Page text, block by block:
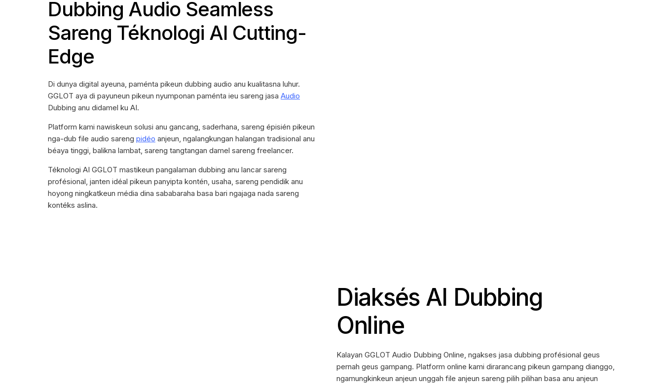
Dubbing Audio Seamless
Sareng Téknologi AI Cutting-
Edge
Di dunya digital ayeuna, paménta pikeun dubbing audio anu kualitasna luhur.
GGLOT aya di payuneun pikeun nyumponan paménta ieu sareng jasa Audio
Dubbing anu didamel ku AI.
Platform kami nawiskeun solusi anu gancang, saderhana, sareng épisién pikeun
nga-dub file audio sareng pidéo anjeun, ngalangkungan halangan tradisional anu
béaya tinggi, balikna lambat, sareng tangtangan damel sareng freelancer.
Téknologi AI GGLOT mastikeun pangalaman dubbing anu lancar sareng
profésional, janten idéal pikeun panyipta kontén, usaha, sareng pendidik anu
hoyong ningkatkeun média dina sababaraha basa bari ngajaga nada sareng
kontéks aslina.
Diaksés AI Dubbing
Online
Kalayan GGLOT Audio Dubbing Online, ngakses jasa dubbing profésional geus
pernah geus gampang. Platform online kami dirarancang pikeun gampang dianggo,
ngamungkinkeun anjeun unggah file anjeun sareng pilih pilihan basa anu anjeun